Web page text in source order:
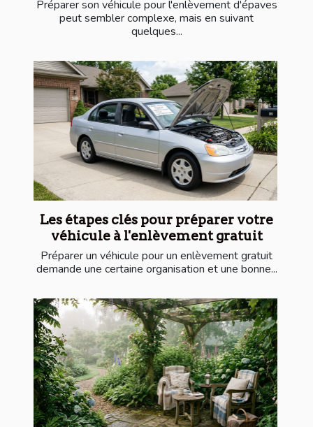
Préparer son véhicule pour l'enlèvement d'épaves
peut sembler complexe, mais en suivant
quelques...
Les étapes clés pour préparer votre
véhicule à l'enlèvement gratuit
Préparer un véhicule pour un enlèvement gratuit
demande une certaine organisation et une bonne...